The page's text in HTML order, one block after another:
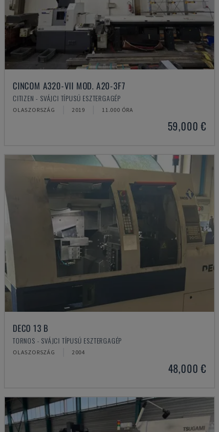
CINCOM A320-VII MOD. A20-3F7
CITIZEN - SVÁJCI TÍPUSÚ ESZTERGAGÉP
OLASZORSZÁG 2019 11.000 ÓRA
59,000 €
DECO 13 B
TORNOS - SVÁJCI TÍPUSÚ ESZTERGAGÉP
OLASZORSZÁG 2004
48,000 €